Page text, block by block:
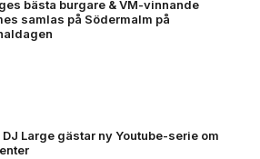
bästa burgare & VM-vinnande
samlas på Södermalm på
DJ Large gästar ny Youtube-serie om